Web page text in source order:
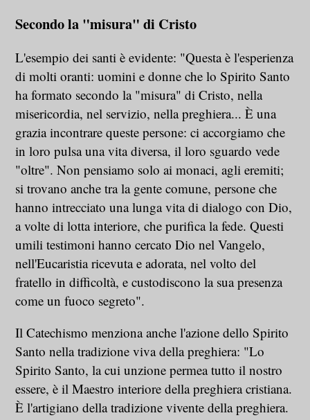
Secondo la "misura" di Cristo
L'esempio dei santi è evidente: "Questa è l'esperienza
di molti oranti: uomini e donne che lo Spirito Santo
ha formato secondo la "misura" di Cristo, nella
misericordia, nel servizio, nella preghiera... È una
grazia incontrare queste persone: ci accorgiamo che
in loro pulsa una vita diversa, il loro sguardo vede
"oltre". Non pensiamo solo ai monaci, agli eremiti;
si trovano anche tra la gente comune, persone che
hanno intrecciato una lunga vita di dialogo con Dio,
a volte di lotta interiore, che purifica la fede. Questi
umili testimoni hanno cercato Dio nel Vangelo,
nell'Eucaristia ricevuta e adorata, nel volto del
fratello in difficoltà, e custodiscono la sua presenza
come un fuoco segreto".
Il Catechismo menziona anche l'azione dello Spirito
Santo nella tradizione viva della preghiera: "Lo
Spirito Santo, la cui unzione permea tutto il nostro
essere, è il Maestro interiore della preghiera cristiana.
È l'artigiano della tradizione vivente della preghiera.